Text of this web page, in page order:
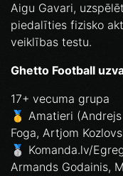
Aigu Gavari,
piedalīties fizisko
veiklības testu.
Ghetto Football
17+ vecuma grupa
🥇 Amatieri
Foga, Artjom
🥈 Komanda.lv/
Armands Godainis,